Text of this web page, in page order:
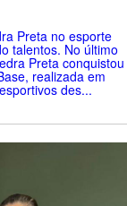
Preta no esporte
talentos. No último
Preta conquistou
realizada em
des...